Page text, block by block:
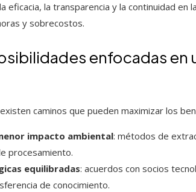
eficacia, la transparencia y la continuidad en
y sobrecostos.
enfocadas en
caminos que pueden maximizar los
impacto ambiental: métodos de
procesamiento.
equilibradas: acuerdos con socios
de conocimiento.